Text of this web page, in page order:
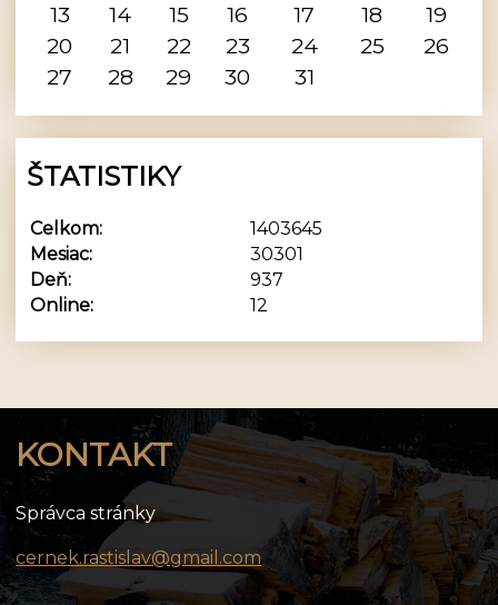
13
14 15 16 17 18
19
20
21 22 23 24 25
26
27
28 29 30 31
ŠTATISTIKY
Online: 12
Celkom:
1403645
Mesiac:
30301
Deň:
937
KONTAKT
Správca stránky
cernek.rastislav@gmail.com